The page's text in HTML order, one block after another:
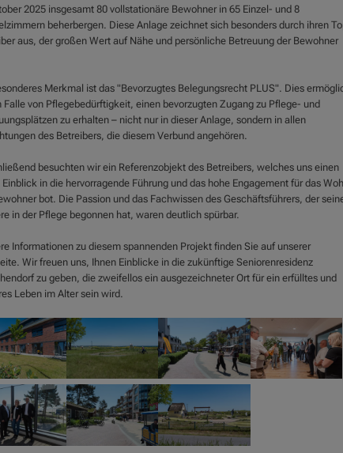
2025 insgesamt 80 vollstationäre Bewohner in 65 Einzel- und 8
beherbergen. Diese Anlage zeichnet sich besonders durch ihren
aus, der großen Wert auf Nähe und persönliche Betreuung der Bewohner
Merkmal ist das "Bevorzugtes Belegungsrecht PLUS". Dies
Falle von Pflegebedürftigkeit, einen bevorzugten Zugang zu Pflege- und
zu erhalten – nicht nur in dieser Anlage, sondern in allen
des Betreibers, die diesem Verbund angehören.
besuchten wir ein Referenzobjekt des Betreibers, welches uns einen
in die hervorragende Führung und das hohe Engagement für das
bot. Die Passion und das Fachwissen des Geschäftsführers, der
in der Pflege begonnen hat, waren deutlich spürbar.
Informationen zu diesem spannenden Projekt finden Sie auf unserer
Wir freuen uns, Ihnen Einblicke in die zukünftige Seniorenresidenz
zu geben, die zweifellos ein ausgezeichneter Ort für ein erfülltes und
Leben im Alter sein wird.